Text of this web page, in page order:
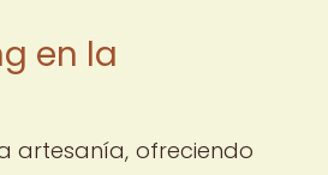
en la
artesanía, ofreciendo